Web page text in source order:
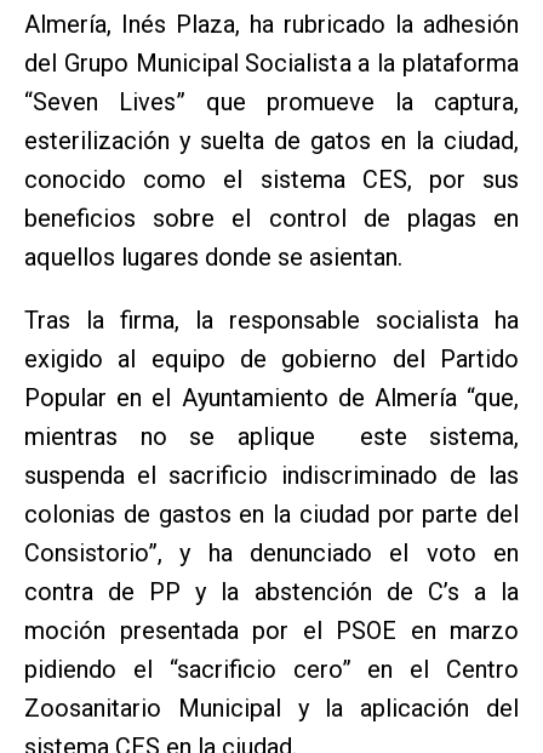
Almería, Inés Plaza, ha rubricado la adhesión
del Grupo Municipal Socialista a la plataforma
“Seven Lives” que promueve la captura,
esterilización y suelta de gatos en la ciudad,
conocido como el sistema CES, por sus
beneficios sobre el control de plagas en
aquellos lugares donde se asientan.
Tras la firma, la responsable socialista ha
exigido al equipo de gobierno del Partido
Popular en el Ayuntamiento de Almería “que,
mientras no se aplique este sistema,
suspenda el sacrificio indiscriminado de las
colonias de gastos en la ciudad por parte del
Consistorio”, y ha denunciado el voto en
contra de PP y la abstención de C’s a la
moción presentada por el PSOE en marzo
pidiendo el “sacrificio cero” en el Centro
Zoosanitario Municipal y la aplicación del
sistema CES en la ciudad.